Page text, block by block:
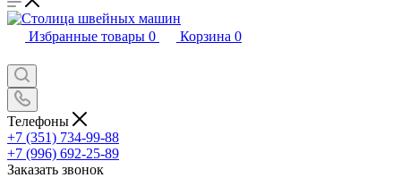
Избранные товары 0 Корзина 0
Телефоны
+7 (351) 734-99-88
+7 (996) 692-25-89
Заказать звонок